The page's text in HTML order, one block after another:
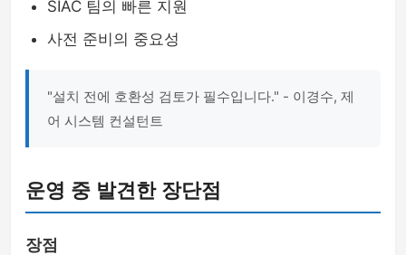
SIAC 팀의 빠른 지원
사전 준비의 중요성
"설치 전에 호환성 검토가 필수입니다." - 이경수, 제
어 시스템 컨설턴트
운영 중 발견한 장단점
장점